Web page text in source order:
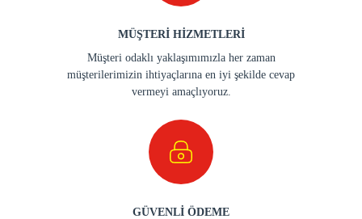
MÜŞTERİ HİZMETLERİ
Müşteri odaklı yaklaşımımızla her zaman
müşterilerimizin ihtiyaçlarına en iyi şekilde cevap
vermeyi amaçlıyoruz.
GÜVENLİ ÖDEME